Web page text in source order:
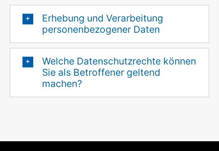
Erhebung und Verarbeitung
personenbezogener Daten
Welche Datenschutzrechte können
Sie als Betroffener geltend
machen?